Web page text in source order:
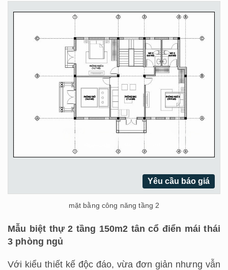
Yêu cầu báo giá
mặt bằng công năng tầng 2
Mẫu biệt thự 2 tầng 150m2 tân cổ điển mái thái
3 phòng ngủ
Với kiểu thiết kế độc đáo, vừa đơn giản nhưng vẫn